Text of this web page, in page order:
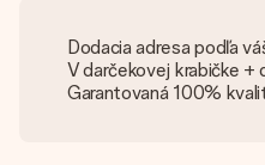
Dodacia adresa podľa
V darčekovej krabičke +
Garantovaná 100%